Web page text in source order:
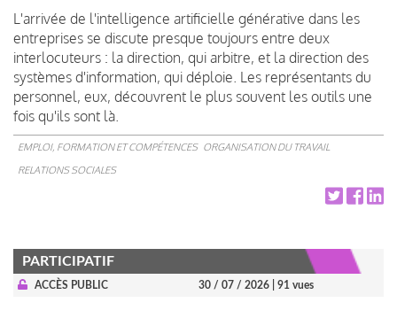
L'arrivée de l'intelligence artificielle générative dans les
entreprises se discute presque toujours entre deux
interlocuteurs : la direction, qui arbitre, et la direction des
systèmes d'information, qui déploie. Les représentants du
personnel, eux, découvrent le plus souvent les outils une
fois qu'ils sont là.
EMPLOI, FORMATION ET COMPÉTENCES ORGANISATION DU TRAVAIL
RELATIONS SOCIALES
PARTICIPATIF
ACCÈS PUBLIC 30 / 07 / 2026 | 91 vues